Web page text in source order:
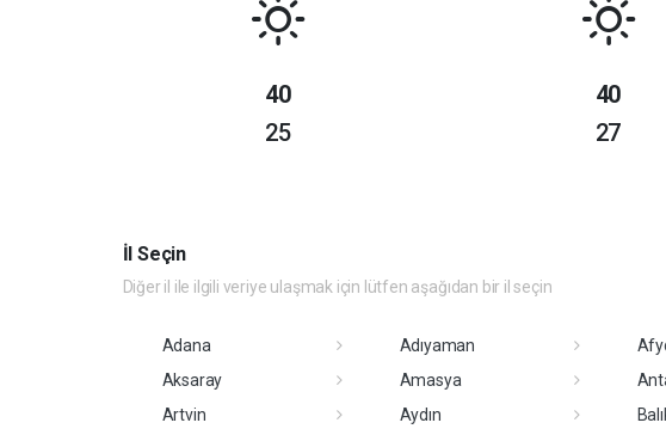
40
25
40
27
İl Seçin
Diğer il ile ilgili veriye ulaşmak için lütfen aşağıdan bir il seçin
Adana Adıyaman
Aksaray
Amasya
Artvin
Aydın